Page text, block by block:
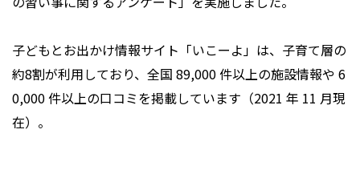
子どもとお出かけ情報サイト「いこーよ」は、子育て層の
約8割が利用しており、全国 89,000 件以上の施設情報や 6
0,000 件以上の口コミを掲載しています（2021 年 11 月現
在）。